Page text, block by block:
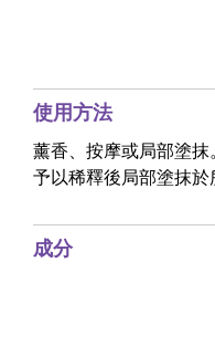
使用方法
薰香、按摩或局部塗
予以稀釋後局部塗抹於
成分